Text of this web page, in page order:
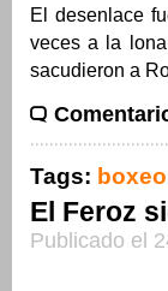
El desenlace
veces a la
sacudieron a
Tags: boxeo
El Feroz
Publicado el